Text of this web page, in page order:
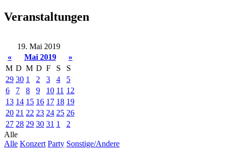
Veranstaltungen
19. Mai 2019
«
Mai 2019
»
M D M D F S
S
29 30 1 2 3 4
5
6
7 8 9 10 11 12
13 14 15 16 17 18 19
20 21 22 23 24 25 26
27 28 29 30 31 1
2
Alle
Alle Konzert Party Sonstige/Andere